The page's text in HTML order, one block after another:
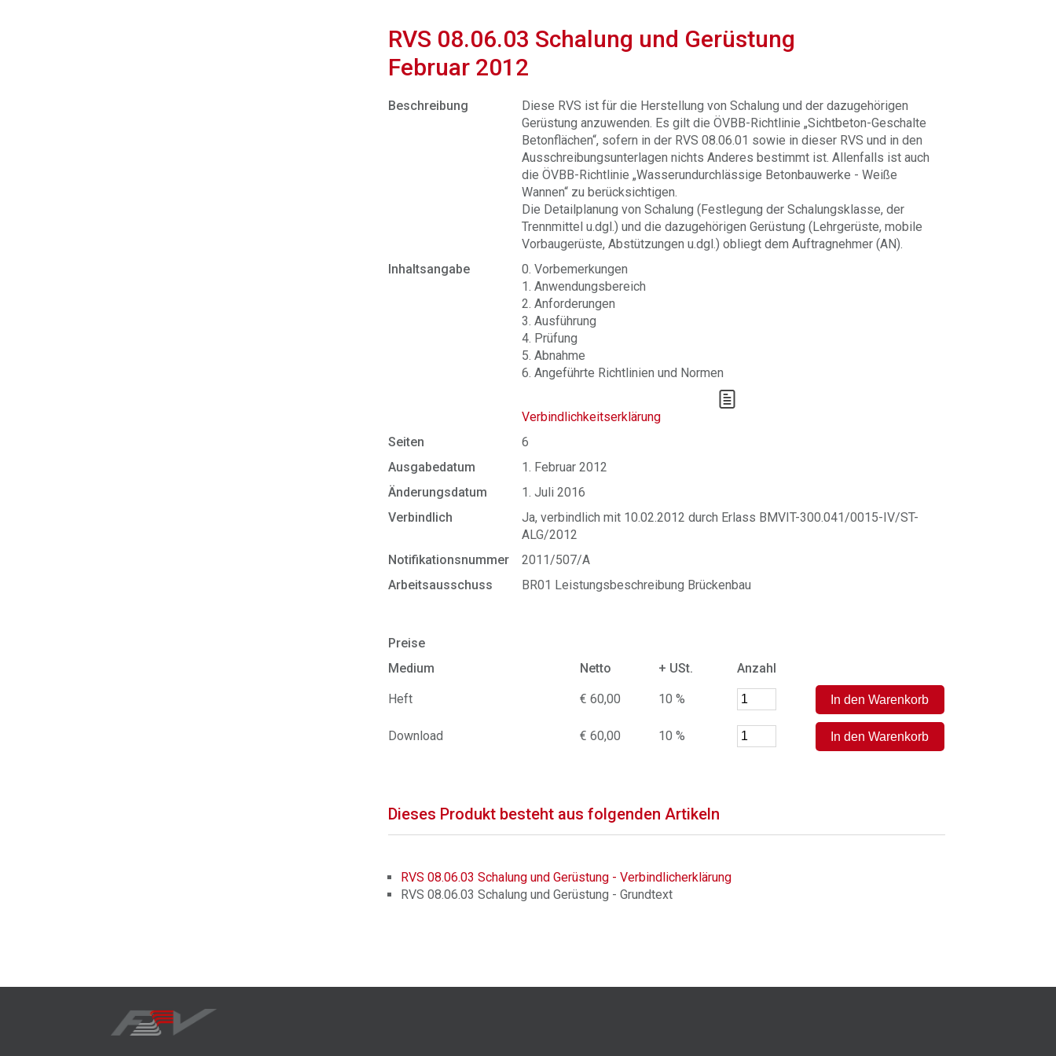
RVS 08.06.03 Schalung und Gerüstung
Februar 2012
Beschreibung
Diese RVS ist für die Herstellung von Schalung und der dazugehörigen
Gerüstung anzuwenden. Es gilt die ÖVBB-Richtlinie „Sichtbeton-Geschalte
Betonflächen“, sofern in der RVS 08.06.01 sowie in dieser RVS und in den
Ausschreibungsunterlagen nichts Anderes bestimmt ist. Allenfalls ist auch
die ÖVBB-Richtlinie „Wasserundurchlässige Betonbauwerke - Weiße
Wannen“ zu berücksichtigen.
Die Detailplanung von Schalung (Festlegung der Schalungsklasse, der
Trennmittel u.dgl.) und die dazugehörigen Gerüstung (Lehrgerüste, mobile
Vorbaugerüste, Abstützungen u.dgl.) obliegt dem Auftragnehmer (AN).
Inhaltsangabe
0. Vorbemerkungen
1. Anwendungsbereich
2. Anforderungen
3. Ausführung
4. Prüfung
5. Abnahme
6. Angeführte Richtlinien und Normen
Verbindlichkeitserklärung
Seiten
6
Ausgabedatum
1. Februar 2012
Änderungsdatum
1. Juli 2016
Verbindlich
Ja, verbindlich mit 10.02.2012 durch Erlass BMVIT-300.041/0015-IV/ST-
ALG/2012
Notifikationsnummer
2011/507/A
Arbeitsausschuss
BR01 Leistungsbeschreibung Brückenbau
Preise
Medium
Netto + USt. Anzahl
Heft € 60,00 10 %
Download € 60,00 10 %
Dieses Produkt besteht aus folgenden Artikeln
RVS 08.06.03 Schalung und Gerüstung - Verbindlicherklärung
RVS 08.06.03 Schalung und Gerüstung - Grundtext